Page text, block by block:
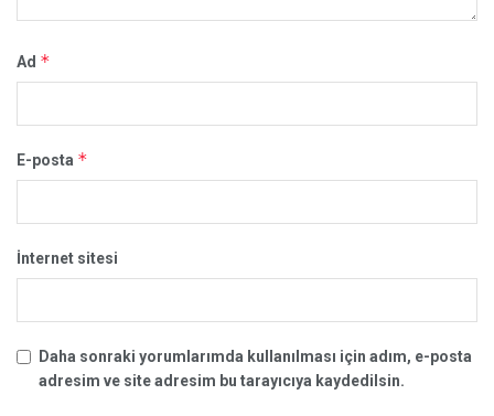
Ad *
E-posta *
İnternet sitesi
Daha sonraki yorumlarımda kullanılması için adım, e-posta
adresim ve site adresim bu tarayıcıya kaydedilsin.